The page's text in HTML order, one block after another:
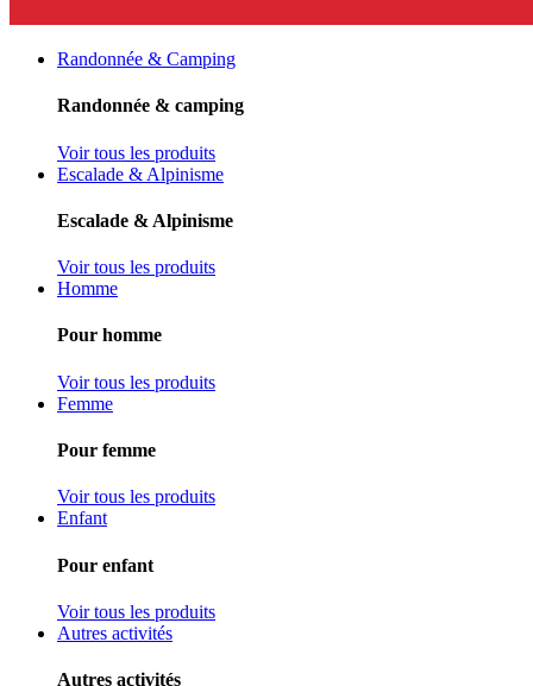
Randonnée & Camping
Randonnée & camping
Voir tous les produits
Escalade & Alpinisme
Escalade & Alpinisme
Voir tous les produits
Homme
Pour homme
Voir tous les produits
Femme
Pour femme
Voir tous les produits
Enfant
Pour enfant
Voir tous les produits
Autres activités
Autres activités